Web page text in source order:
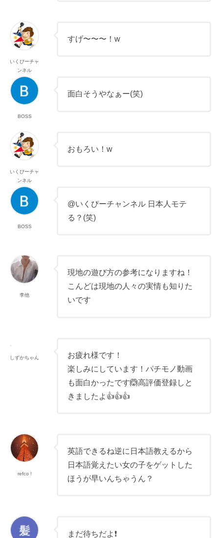
いくぴーチャ
ンネル
すげ〜〜〜！w
BOSS
面白そうやなぁー(笑)
いくぴーチャ
ンネル
おもろい！w
BOSS
@いくぴーチャンネル 日本人モテ
る？(笑)
李他
現地の遊び方の参考になりますね！
こんどは現地の人々の実情も知りた
いです
しずかちゃん
お疲れ様です！
楽しみにしています！パチモノ動画
も面白かったです🙆高評価登録しと
きましたよ👍👍👍
refco !
英語できるね逆に日本語教えるから
日本語覚えたい女の子をゲットした
ほうが早いんちゃうん？
まだ待ちだよ❗